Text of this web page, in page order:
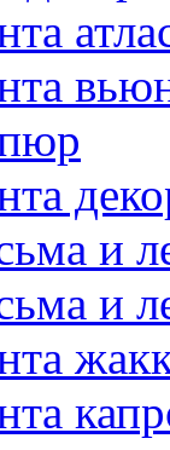
и
и